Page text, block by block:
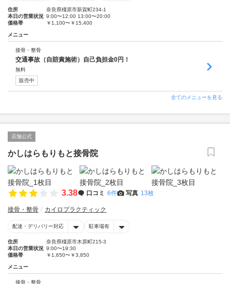
住所
奈良県橿原市新賀町234-1
本日の営業状況 9:00〜12:00 13:00〜20:00
価格帯
￥1,100〜￥15,400
メニュー
接骨・整骨
交通事故（自賠責施術）自己負担金0円！
無料
販売中
全てのメニューを見る
店舗公式
かしはらもりもと接骨院
3.38 口コミ 6件 写真 13枚
接骨・整骨 カイロプラクティック
配達・デリバリー対応 駐車場有
住所
奈良県橿原市木原町215-3
本日の営業状況 9:00〜19:30
価格帯
￥1,650〜￥3,850
メニュー
接骨・整骨